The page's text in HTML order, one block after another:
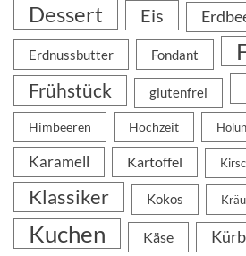
Dessert Eis
Erdnussbutter Fondant
Frühstück glutenfrei
Himbeeren Hochzeit
Karamell Kartoffel
Klassiker Kokos
Kuchen Käse